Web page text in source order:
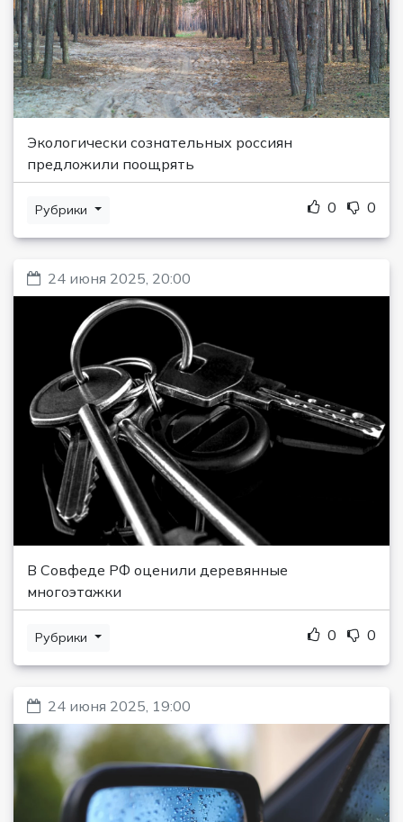
Экологически сознательных россиян
предложили поощрять
Рубрики 0 0
24 июня 2025, 20:00
В Совфеде РФ оценили деревянные
многоэтажки
Рубрики 0 0
24 июня 2025, 19:00